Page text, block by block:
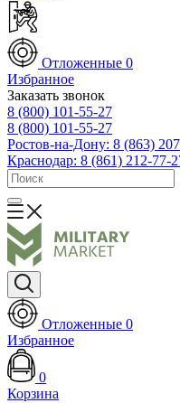
Отложенные 0
Избранное
Заказать звонок
8 (800) 101-55-27
8 (800) 101-55-27
Ростов-на-Дону: 8 (863)
Краснодар: 8 (861) 212-77-
Отложенные 0
Избранное
0
Корзина